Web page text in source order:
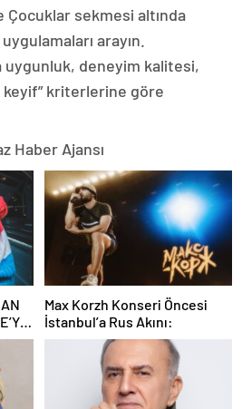
Çocuklar sekmesi altında
arayın.
uygunluk, deneyim kalitesi,
kriterlerine göre
Haber Ajansı
Max Korzh Konseri Öncesi
İstanbul’a Rus Akını: